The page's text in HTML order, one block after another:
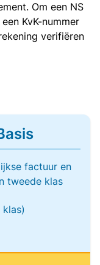
Om een NS
KvK-nummer
verifiëren
factuur en
tweede klas